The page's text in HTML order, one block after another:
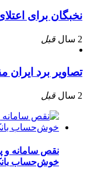
نخبگان برای
2 سال قبل
تصاویر برد ایران
2 سال قبل
نقص سامانه و
خوش‌حساب